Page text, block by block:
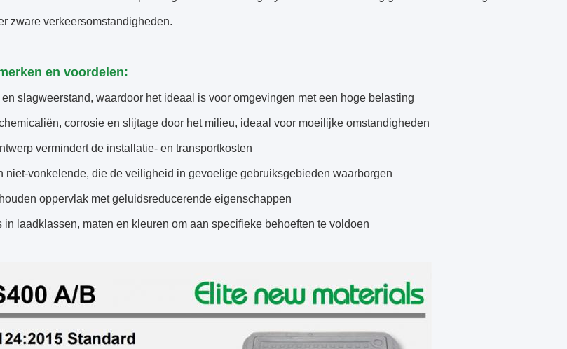
zware verkeersomstandigheden.
en voordelen:
slagweerstand, waardoor het ideaal is voor omgevingen met een hoge belasting
corrosie en slijtage door het milieu, ideaal voor moeilijke omstandigheden
vermindert de installatie- en transportkosten
niet-vonkelende, die de veiligheid in gevoelige gebruiksgebieden waarborgen
oppervlak met geluidsreducerende eigenschappen
in laadklassen, maten en kleuren om aan specifieke behoeften te voldoen